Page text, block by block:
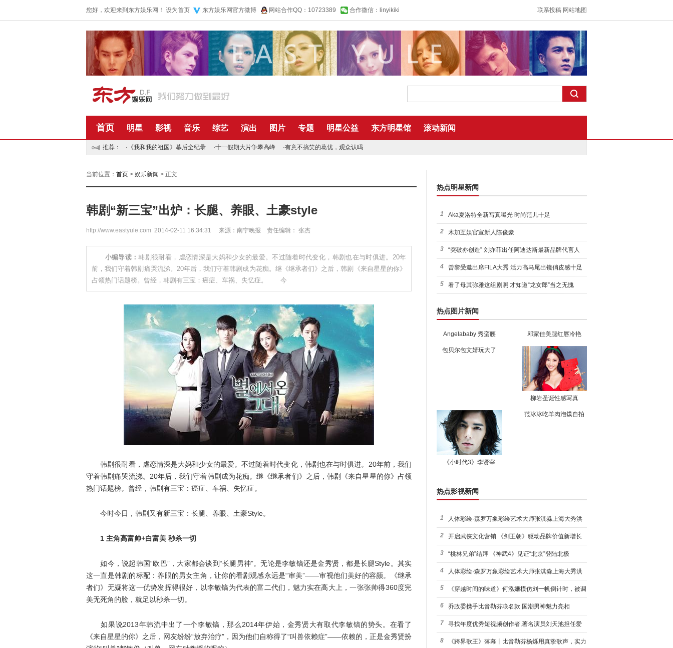
您好，欢迎来到东方娱乐网！ 设为首页 东方娱乐网官方微博 网站合作QQ：10723389 合作微信：linyikiki 联系投稿 网站地图
首页 明星 影视 音乐 综艺 演出 图片 专题 明星公益 东方明星馆 滚动新闻
推荐： · 《我和我的祖国》幕后全纪录 ·十一假期大片争攀高峰 ·有意不搞笑的葛优，观众认吗
当前位置： 首页 > 娱乐新闻 > 正文
韩剧“新三宝”出炉：长腿、养眼、土豪style
http://www.eastyule.com 2014-02-11 16:34:31 来源：南宁晚报 责任编辑： 张杰
小编导读：韩剧很耐看，虐恋情深是大妈和少女的最爱。不过随着时代变化，韩剧也在与时俱进。20年
前，我们守着韩剧痛哭流涕。20年后，我们守着韩剧成为花痴。继《继承者们》之后，韩剧《来自星星的你》
占领热门话题榜。曾经，韩剧有三宝：癌症、车祸、失忆症。 今
韩剧很耐看，虐恋情深是大妈和少女的最爱。不过随着时代变化，韩剧也在与时俱进。20年前，我们
守着韩剧痛哭流涕。20年后，我们守着韩剧成为花痴。继《继承者们》之后，韩剧《来自星星的你》占领
热门话题榜。曾经，韩剧有三宝：癌症、车祸、失忆症。
今时今日，韩剧又有新三宝：长腿、养眼、土豪Style。
1 主角高富帅+白富美 秒杀一切
如今，说起韩国“欧巴”，大家都会谈到“长腿男神”。无论是李敏镐还是金秀贤，都是长腿Style。其实
这一直是韩剧的标配：养眼的男女主角，让你的看剧观感永远是“审美”——审视他们美好的容颜。《继承
者们》无疑将这一优势发挥得很好，以李敏镐为代表的富二代们，魅力实在高大上，一张张帅得360度完
美无死角的脸，就足以秒杀一切。
如果说2013年韩流中出了一个李敏镐，那么2014年伊始，金秀贤大有取代李敏镐的势头。在看了
《来自星星的你》之后，网友纷纷“放弃治疗”，因为他们自称得了“叫兽依赖症”——依赖的，正是金秀贤扮
热点明星新闻
1 Aka夏洛特全新写真曝光 时尚范儿十足
2 木加互娱官宣新人陈俊豪
3 “突破亦创造” 刘亦菲出任阿迪达斯最新品牌代言人
引爆
4 曾黎受邀出席FILA大秀 活力高马尾出镜俏皮感十足
5 看了母其弥雅这组剧照 才知道“龙女郎”当之无愧
热点图片新闻
Angelababy 秀蛮腰 邓家佳美腿红唇冷艳
包贝尔包文婧玩大了
柳岩圣诞性感写真
《小时代3》李贤宰
范冰冰吃羊肉泡馍自拍
热点影视新闻
1 人体彩绘·森罗万象彩绘艺术大师张淇淼上海大秀洪
荒宇宙
2 开启武侠文化营销 《剑王朝》驱动品牌价值新增长
3 “桃林兄弟”结拜 《神武4》见证“北京”登陆北极
4 人体彩绘·森罗万象彩绘艺术大师张淇淼上海大秀洪
荒宇宙
5 《穿越时间的味道》何泓姗模仿刘一帆倒计时，被调
侃“学人
6 乔政委携手比音勒芬联名款 国潮男神魅力亮相
7 寻找年度优秀短视频创作者,著名演员刘天池担任爱
奇艺号"奇
8 《跨界歌王》落幕丨比音勒芬杨烁用真挚歌声，实力